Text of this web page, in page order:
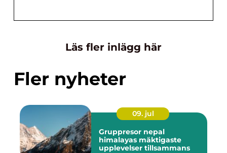
Läs fler inlägg här
Fler nyheter
09. jul
Gruppresor nepal
himalayas mäktigaste
upplevelser tillsammans